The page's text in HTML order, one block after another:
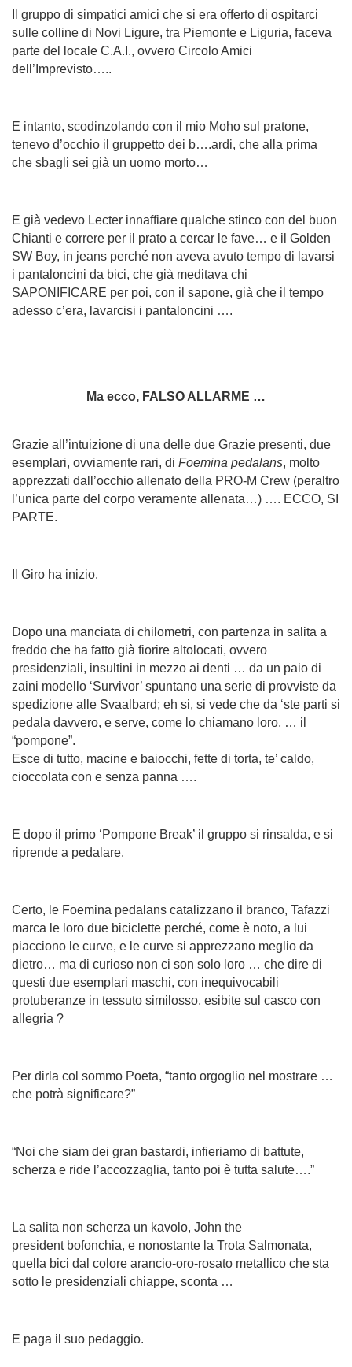
Il gruppo di simpatici amici che si era offerto di ospitarci
sulle colline di Novi Ligure, tra Piemonte e Liguria, faceva
parte del locale C.A.I., ovvero Circolo Amici
dell’Imprevisto…..
E intanto, scodinzolando con il mio Moho sul pratone,
tenevo d’occhio il gruppetto dei b….ardi, che alla prima
che sbagli sei già un uomo morto…
E già vedevo Lecter innaffiare qualche stinco con del buon
Chianti e correre per il prato a cercar le fave… e il Golden
SW Boy, in jeans perché non aveva avuto tempo di lavarsi
i pantaloncini da bici, che già meditava chi
SAPONIFICARE per poi, con il sapone, già che il tempo
adesso c’era, lavarcisi i pantaloncini ….
Ma ecco, FALSO ALLARME …
Grazie all’intuizione di una delle due Grazie presenti, due
esemplari, ovviamente rari, di Foemina pedalans, molto
apprezzati dall’occhio allenato della PRO-M Crew (peraltro
l’unica parte del corpo veramente allenata…) …. ECCO, SI
PARTE.
Il Giro ha inizio.
Dopo una manciata di chilometri, con partenza in salita a
freddo che ha fatto già fiorire altolocati, ovvero
presidenziali, insultini in mezzo ai denti … da un paio di
zaini modello ‘Survivor’ spuntano una serie di provviste da
spedizione alle Svaalbard; eh si, si vede che da ‘ste parti si
pedala davvero, e serve, come lo chiamano loro, … il
“pompone”.
Esce di tutto, macine e baiocchi, fette di torta, te’ caldo,
cioccolata con e senza panna ….
E dopo il primo ‘Pompone Break’ il gruppo si rinsalda, e si
riprende a pedalare.
Certo, le Foemina pedalans catalizzano il branco, Tafazzi
marca le loro due biciclette perché, come è noto, a lui
piacciono le curve, e le curve si apprezzano meglio da
dietro… ma di curioso non ci son solo loro … che dire di
questi due esemplari maschi, con inequivocabili
protuberanze in tessuto similosso, esibite sul casco con
allegria ?
Per dirla col sommo Poeta, “tanto orgoglio nel mostrare …
che potrà significare?”
“Noi che siam dei gran bastardi, infieriamo di battute,
scherza e ride l’accozzaglia, tanto poi è tutta salute….”
La salita non scherza un kavolo, John the
president bofonchia, e nonostante la Trota Salmonata,
quella bici dal colore arancio-oro-rosato metallico che sta
sotto le presidenziali chiappe, sconta …
E paga il suo pedaggio.